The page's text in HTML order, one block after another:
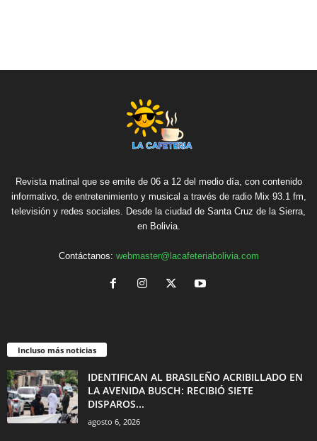
Revista matinal que se emite de 06 a 12 del medio día, con contenido
informativo, de entretenimiento y musical a través de radio Mix 93.1 fm,
televisión y redes sociales. Desde la ciudad de Santa Cruz de la Sierra,
en Bolivia.
Contáctanos: webmaster@lacafeteriabolivia.com
Incluso más noticias
IDENTIFICAN AL BRASILEÑO ACRIBILLADO EN
LA AVENIDA BUSCH: RECIBIÓ SIETE
DISPAROS...
agosto 6, 2026